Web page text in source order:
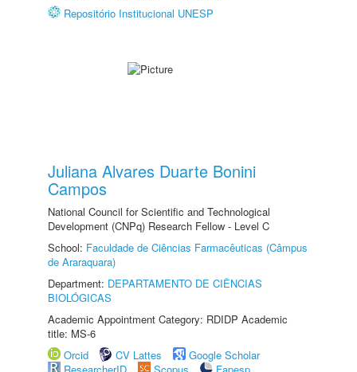
Repositório Institucional UNESP
Juliana Alvares Duarte Bonini
Campos
National Council for Scientific and Technological
Development (CNPq) Research Fellow - Level C
School: Faculdade de Ciências Farmacêuticas (Câmpus
de Araraquara)
Department: DEPARTAMENTO DE CIÊNCIAS
BIOLÓGICAS
Academic Appointment Category: RDIDP Academic
title: MS-6
Orcid
CV Lattes
Google Scholar